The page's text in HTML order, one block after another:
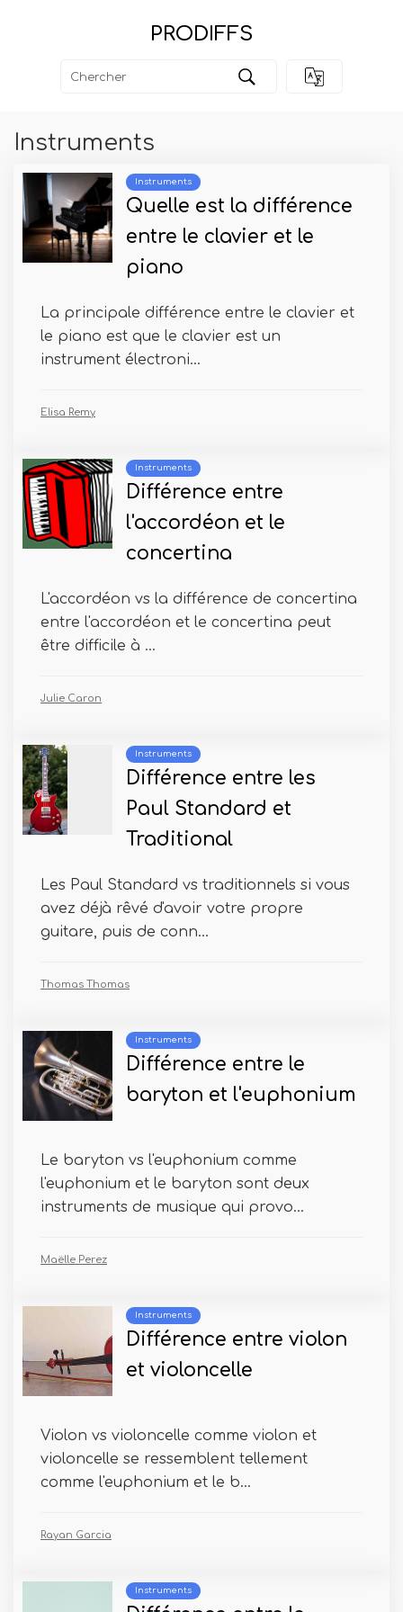
PRODIFFS
Instruments
Instruments
Quelle est la différence
entre le clavier et le
piano
La principale différence entre le clavier et
le piano est que le clavier est un
instrument électroni...
Elisa Remy
Instruments
Différence entre
l'accordéon et le
concertina
L'accordéon vs la différence de concertina
entre l'accordéon et le concertina peut
être difficile à ...
Julie Caron
Instruments
Différence entre les
Paul Standard et
Traditional
Les Paul Standard vs traditionnels si vous
avez déjà rêvé d'avoir votre propre
guitare, puis de conn...
Thomas Thomas
Instruments
Différence entre le
baryton et l'euphonium
Le baryton vs l'euphonium comme
l'euphonium et le baryton sont deux
instruments de musique qui provo...
Maëlle Perez
Instruments
Différence entre violon
et violoncelle
Violon vs violoncelle comme violon et
violoncelle se ressemblent tellement
comme l'euphonium et le b...
Rayan Garcia
Instruments